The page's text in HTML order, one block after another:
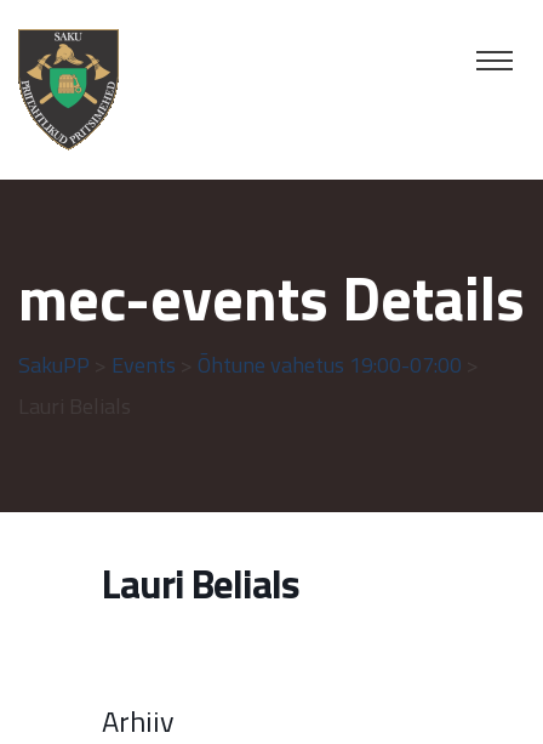
mec-events Details
SakuPP Events Õhtune vahetus 19:00-07:00
Lauri Belials
Arhiiv